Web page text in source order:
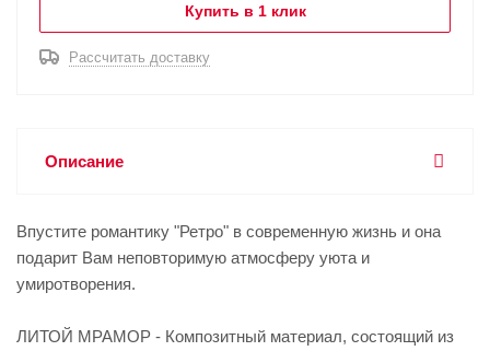
Купить в 1 клик
Рассчитать доставку
Описание
Впустите романтику "Ретро" в современную жизнь и она
подарит Вам неповторимую атмосферу уюта и
умиротворения.
ЛИТОЙ МРАМОР - Композитный материал, состоящий из